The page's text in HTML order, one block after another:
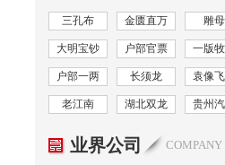
三孔布 金匮直万 雕母
大明宝钞 户部官票 一版
户部一两 长须龙 袁像
老江南 湖北双龙 贵州
业界公司 COMPANY